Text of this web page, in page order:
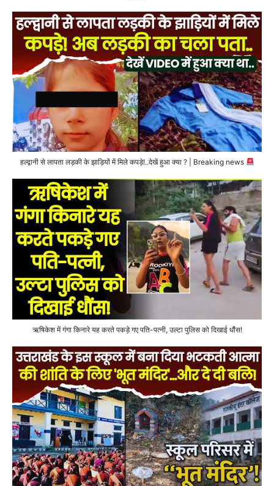
हल्द्वानी से लापता लड़की के झाड़ियों में मिले कपड़े!..देखें हुआ क्या ? | Breaking news
ऋषिकेश में गंगा किनारे यह करते पकड़े गए पति-पत्नी, उल्टा पुलिस को दिखाई धौंस!